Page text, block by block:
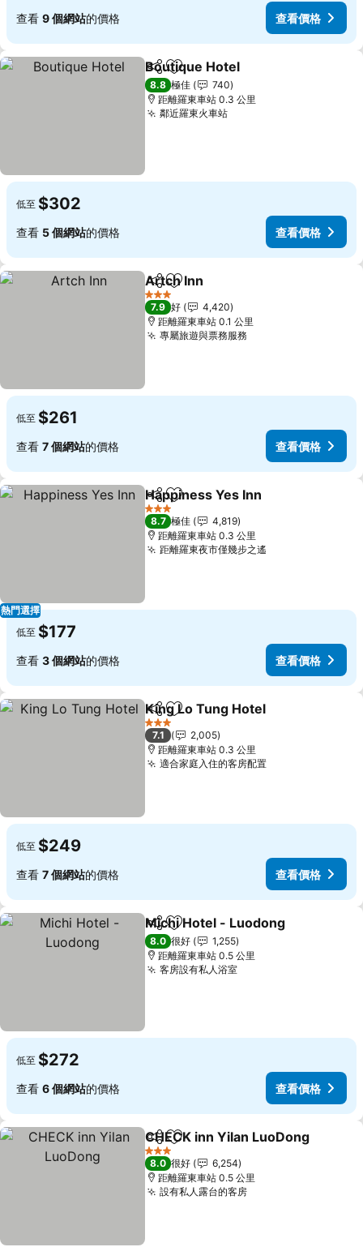
查看 9 個網站的價格 查看價格
分享 放到收藏夾
Boutique Hotel
8.8 極佳
740
距離羅東車站 0.3 公里
鄰近羅東火車站查看價格
低至 $302
查看 5 個網站的價格 查看價格
分享 放到收藏夾
Artch Inn
3 星級
7.9 好
4,420
距離羅東車站 0.1 公里
專屬旅遊與票務服務
低至 $261
查看 7 個網站的價格 查看價格
熱門選擇
分享 放到收藏夾
Happiness Yes Inn
3 星級
8.7 極佳
4,819
距離羅東車站 0.3 公里
距離羅東夜市僅幾步之遙
低至 $177
查看 3 個網站的價格 查看價格
分享 放到收藏夾
King Lo Tung Hotel
3 星級
7.1
2,005
距離羅東車站 0.3 公里
適合家庭入住的客房配置查看價格
低至 $249
查看 7 個網站的價格 查看價格
分享 放到收藏夾
Michi Hotel - Luodong
8.0 很好
1,255
距離羅東車站 0.5 公里
客房設有私人浴室查看價格
低至 $272
查看 6 個網站的價格 查看價格
分享 放到收藏夾
CHECK inn Yilan LuoDong
3 星級
8.0 很好
6,254
距離羅東車站 0.5 公里
設有私人露台的客房查看價格